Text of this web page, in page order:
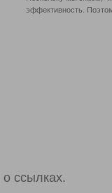
эффективность.
ссылках.